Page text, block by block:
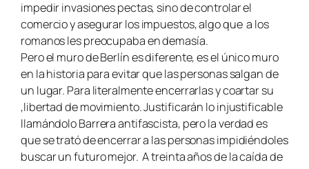
impedir invasiones pectas, sino de controlar el
comercio y asegurar los impuestos, algo que a los
romanos les preocupaba en demasía.
Pero el muro de Berlín es diferente, es el único muro
en la historia para evitar que las personas salgan de
un lugar. Para literalmente encerrarlas y coartar su
,libertad de movimiento. Justificarán lo injustificable
llamándolo Barrera antifascista, pero la verdad es
que se trató de encerrar a las personas impidiéndoles
buscar un futuro mejor. A treinta años de la caída de